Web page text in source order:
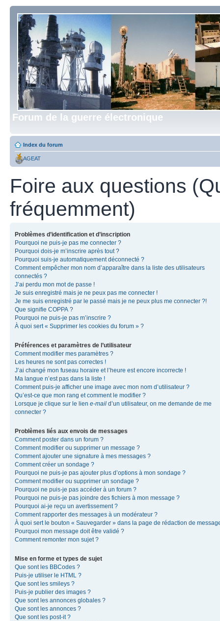
Forum de la guerre électronique
Index du forum
AGEAT
Foire aux questions
fréquemment)
Problèmes d’identification et d’inscription
Pourquoi ne puis-je pas me connecter ?
Pourquoi dois-je m’inscrire après tout ?
Pourquoi suis-je automatiquement déconnecté ?
Comment empêcher mon nom d’apparaître dans la liste des utilisateurs
connectés ?
J’ai perdu mon mot de passe !
Je suis enregistré mais je ne peux pas me connecter !
Je me suis enregistré par le passé mais je ne peux plus me connecter ?!
Que signifie COPPA ?
Pourquoi ne puis-je pas m’inscrire ?
À quoi sert « Supprimer les cookies du forum » ?
Préférences et paramètres de l’utilisateur
Comment modifier mes paramètres ?
Les heures ne sont pas correctes !
J’ai changé mon fuseau horaire et l’heure est encore incorrecte !
Ma langue n’est pas dans la liste !
Comment puis-je afficher une image avec mon nom d’utilisateur ?
Qu’est-ce que mon rang et comment le modifier ?
Lorsque je clique sur le lien e-mail d’un utilisateur, on me demande de me
connecter ?
Problèmes liés aux envois de messages
Comment poster dans un forum ?
Comment modifier ou supprimer un message ?
Comment ajouter une signature à mes messages ?
Comment créer un sondage ?
Pourquoi ne puis-je pas ajouter plus d’options à mon sondage ?
Comment modifier ou supprimer un sondage ?
Pourquoi ne puis-je pas accéder à un forum ?
Pourquoi ne puis-je pas joindre des fichiers à mon message ?
Pourquoi ai-je reçu un avertissement ?
Comment rapporter des messages à un modérateur ?
À quoi sert le bouton « Sauvegarder » dans la page de rédaction de
Pourquoi mon message doit être validé ?
Comment remonter mon sujet ?
Mise en forme et types de sujet
Que sont les BBCodes ?
Puis-je utiliser le HTML ?
Que sont les smileys ?
Puis-je publier des images ?
Que sont les annonces globales ?
Que sont les annonces ?
Que sont les post-it ?